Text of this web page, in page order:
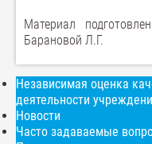
Материал
Барановой Л.Г.
Независимая оценка
деятельности
Новости
Часто задаваемые